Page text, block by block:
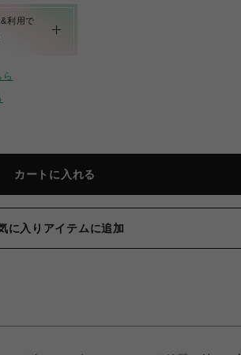
アー切替ニットマーメイドワンピース ブルー ミニ
利用で
ら
カートに入れる
に入りアイテムに追加